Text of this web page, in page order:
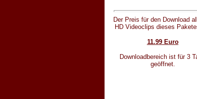
Der Preis für den Download
HD Videoclips dieses
11.99 Euro
Downloadbereich ist für 3
geöffnet.